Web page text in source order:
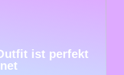
ist perfekt